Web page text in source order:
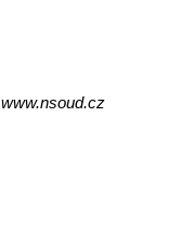
www.nsoud.cz